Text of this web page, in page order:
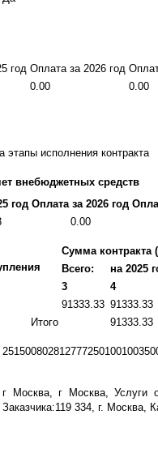
год Оплата за 2026 год
0.00 0.00
этапы исполнения контракта
внебюджетных средств
год Оплата за 2026 год
0.00
Сумма контракта
Всего:
на 2025
3 4
91333.33 91333.33
Итого
91333.33
г Москва, г Москва, Услуги
Заказчика:119 334, г. Москва,